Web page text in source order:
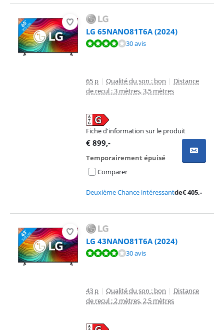
LG 65NANO81T6A (2024)
La note est de 7,9 sur 10, basée sur 30 avis.30 avis
65 p | Qualité du son : bon | Distance
de recul : 3 mètres, 3,5 mètres
Fiche d'information sur le produit
s'ouvre dans un nouvel onglet
€ 899,-
Temporairement épuisé
Comparer
Deuxième Chance intéressantde€405,-
LG 43NANO81T6A (2024)
La note est de 7,9 sur 10, basée sur 30 avis.30 avis
43 p | Qualité du son : bon | Distance
de recul : 2 mètres, 2,5 mètres